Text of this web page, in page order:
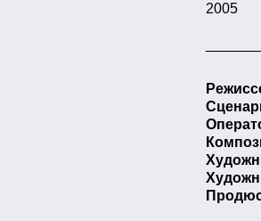
2005